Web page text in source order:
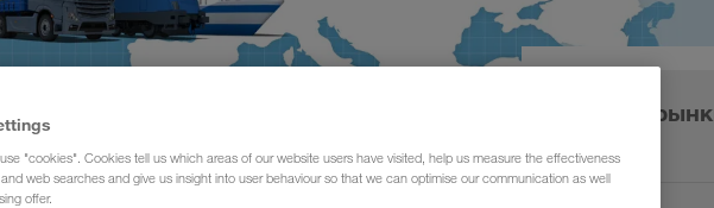
Наши
Европа
"cookies". Cookies tell us which areas of our website users have visited, help us measure the effectiveness
web searches and give us insight into user behaviour so that we can optimise our communication as well
offer.